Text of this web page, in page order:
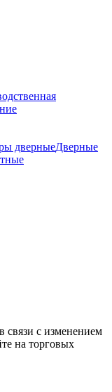
дверныеДверные
связи с изменением
на торговых